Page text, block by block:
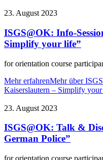
23. August 2023
ISGS@OK: Info-
Simplify your life”
for orientation course
Mehr erfahrenMehr über
Kaiserslautern – Simplify
23. August 2023
ISGS@OK: Talk &
German Police”